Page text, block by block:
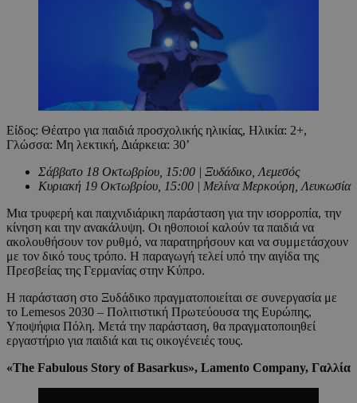
Είδος: Θέατρο για παιδιά προσχολικής ηλικίας, Ηλικία: 2+,
Γλώσσα: Μη λεκτική, Διάρκεια: 30’
Σάββατο 18 Οκτωβρίου, 15:00 | Ξυδάδικο, Λεμεσός
Κυριακή 19 Οκτωβρίου, 15:00 | Μελίνα Μερκούρη, Λευκωσία
Μια τρυφερή και παιχνιδιάρικη παράσταση για την ισορροπία, την
κίνηση και την ανακάλυψη. Οι ηθοποιοί καλούν τα παιδιά να
ακολουθήσουν τον ρυθμό, να παρατηρήσουν και να συμμετάσχουν
με τον δικό τους τρόπο. Η παραγωγή τελεί υπό την αιγίδα της
Πρεσβείας της Γερμανίας στην Κύπρο.
Η παράσταση στο Ξυδάδικο πραγματοποιείται σε συνεργασία με
το Lemesos 2030 – Πολιτιστική Πρωτεύουσα της Ευρώπης,
Υποψήφια Πόλη. Μετά την παράσταση, θα πραγματοποιηθεί
εργαστήριο για παιδιά και τις οικογένειές τους.
«The Fabulous Story of Basarkus», Lamento Company, Γαλλία